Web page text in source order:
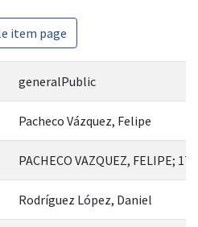
item page
generalPublic
Pacheco Vázquez, Felipe
PACHECO VAZQUEZ, FELIPE;
Rodríguez López, Daniel